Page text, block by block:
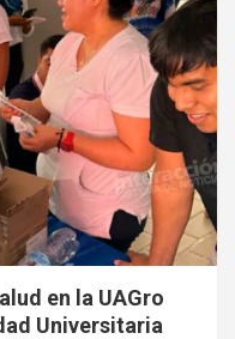
en la UAGro
Universitaria